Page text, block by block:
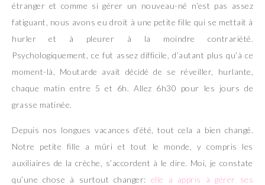
étranger et comme si gérer un nouveau-né n’est pas assez
fatiguant, nous avons eu droit à une petite fille qui se mettait à
hurler et à pleurer à la moindre contrariété.
Psychologiquement, ce fut assez difficile, d’autant plus qu’à ce
moment-là, Moutarde avait décidé de se réveiller, hurlante,
chaque matin entre 5 et 6h. Allez 6h30 pour les jours de
grasse matinée.
Depuis nos longues vacances d’été, tout cela a bien changé.
Notre petite fille a mûri et tout le monde, y compris les
auxiliaires de la crèche, s’accordent à le dire. Moi, je constate
qu’une chose à surtout changer: elle a appris à gérer ses